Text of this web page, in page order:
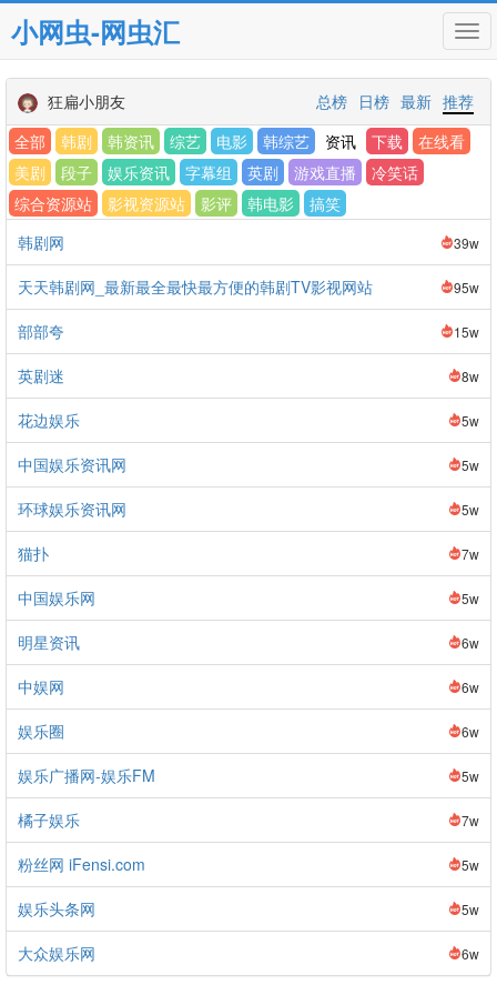
小网虫-网虫汇
狂扁小朋友 推荐
最新
日榜
总榜
全部
韩剧 韩资讯 综艺 电影 韩综艺 资讯 下载
在线看
美剧
段子 娱乐资讯 字幕组 英剧 游戏直播
冷笑话
综合资源站
影视资源站 影评 韩电影
搞笑
韩剧网
39w
天天韩剧网_最新最全最快最方便的韩剧TV影视网站 95w
部部夸 15w
英剧迷 8w
花边娱乐 5w
中国娱乐资讯网 5w
环球娱乐资讯网 5w
猫扑 7w
中国娱乐网 5w
明星资讯 6w
中娱网 6w
娱乐圈 6w
娱乐广播网-娱乐FM 5w
橘子娱乐 7w
粉丝网 iFensi.com 5w
娱乐头条网 5w
大众娱乐网 6w